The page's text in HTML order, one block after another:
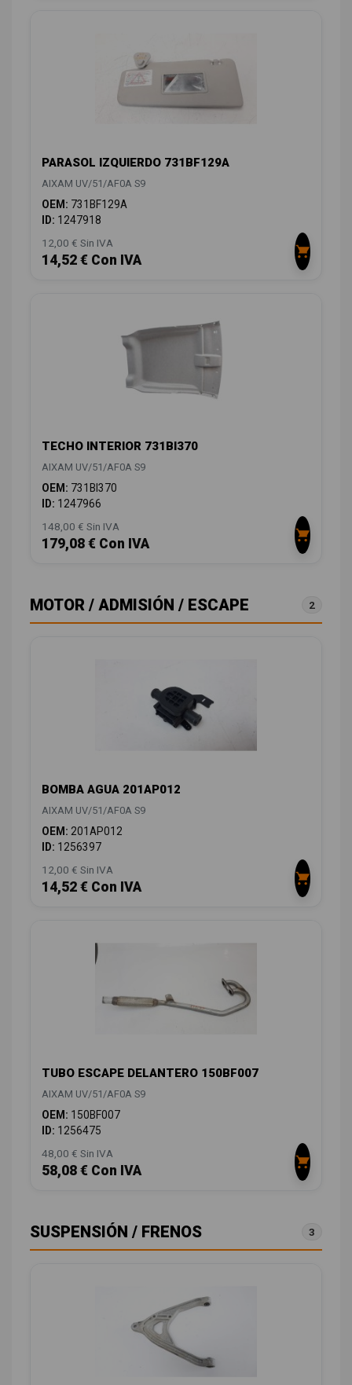
PARASOL IZQUIERDO 731BF129A
AIXAM UV/51/AF0A S9
OEM: 731BF129A
ID: 1247918
12,00 € Sin IVA
14,52 € Con IVA
TECHO INTERIOR 731BI370
AIXAM UV/51/AF0A S9
OEM: 731BI370
ID: 1247966
148,00 € Sin IVA
179,08 € Con IVA
MOTOR / ADMISIÓN / ESCAPE 2
BOMBA AGUA 201AP012
AIXAM UV/51/AF0A S9
OEM: 201AP012
ID: 1256397
12,00 € Sin IVA
14,52 € Con IVA
TUBO ESCAPE DELANTERO 150BF007
AIXAM UV/51/AF0A S9
OEM: 150BF007
ID: 1256475
48,00 € Sin IVA
58,08 € Con IVA
SUSPENSIÓN / FRENOS 3